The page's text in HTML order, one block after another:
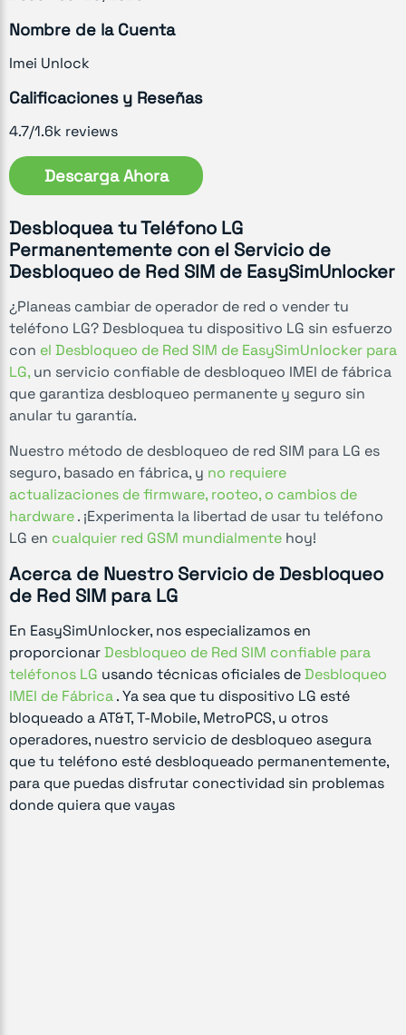
Nombre de la Cuenta
Imei Unlock
Calificaciones y Reseñas
4.7/1.6k reviews
Descarga Ahora
Desbloquea tu Teléfono LG
Permanentemente con el Servicio de
Desbloqueo de Red SIM de EasySimUnlocker
¿Planeas cambiar de operador de red o vender tu
teléfono LG? Desbloquea tu dispositivo LG sin esfuerzo
con el Desbloqueo de Red SIM de EasySimUnlocker para
LG, un servicio confiable de desbloqueo IMEI de fábrica
que garantiza desbloqueo permanente y seguro sin
anular tu garantía.
Nuestro método de desbloqueo de red SIM para LG es
seguro, basado en fábrica, y no requiere
actualizaciones de firmware, rooteo, o cambios de
hardware. ¡Experimenta la libertad de usar tu teléfono
LG en cualquier red GSM mundialmente hoy!
Acerca de Nuestro Servicio de Desbloqueo
de Red SIM para LG
En EasySimUnlocker, nos especializamos en
proporcionarDesbloqueo de Red SIM confiable para
teléfonos LG usando técnicas oficiales deDesbloqueo
IMEI de Fábrica. Ya sea que tu dispositivo LG esté
bloqueado a AT&T, T-Mobile, MetroPCS, u otros
operadores, nuestro servicio de desbloqueo asegura
que tu teléfono esté desbloqueado permanentemente,
para que puedas disfrutar conectividad sin problemas
donde quiera que vayas